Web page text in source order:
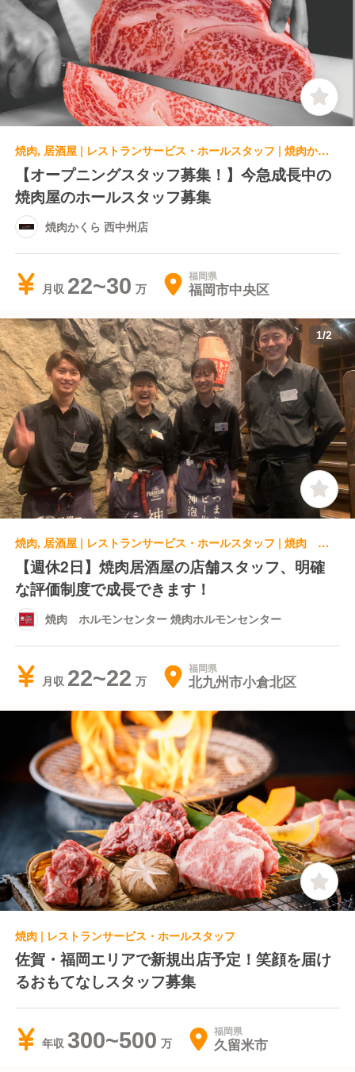
焼肉, 居酒屋 | レストランサービス・ホールスタッフ | 焼肉かくら 西中州店
【オープニングスタッフ募集！】今急成長中の
焼肉屋のホールスタッフ募集
焼肉かくら 西中州店
月収 22~30 福岡県
福岡市中央区
1/2
焼肉, 居酒屋 | レストランサービス・ホールスタッフ | 焼肉 ホルモンセンター 焼肉ホルモンセンター
【週休2日】焼肉居酒屋の店舗スタッフ、明確
な評価制度で成長できます！
焼肉 ホルモンセンター 焼肉ホルモンセンター
月収 22~22 福岡県
北九州市小倉北区
焼肉 | レストランサービス・ホールスタッフ
佐賀・福岡エリアで新規出店予定！笑顔を届け
るおもてなしスタッフ募集
年収 300~500 福岡県
久留米市